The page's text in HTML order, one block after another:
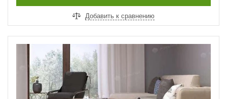
Добавить к сравнению